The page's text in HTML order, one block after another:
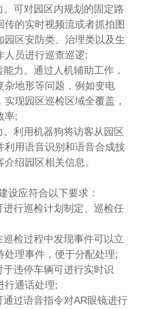
可对园区内规划的固定路
的实时视频流或者抓拍图
园区安防类、治理类以及生
人员进行巡查巡逻;
。通过人机辅助工作，
杂地形等问题，例如变电
现园区巡检区域全覆盖，
率;
利用机器狗将访客从园区
利用语音识别和语音合成技
绍园区相关信息。
应符合以下要求：
行巡检计划制定、巡检任
检过程中发现事件可以立
处理事件，便于分配处理;
违停车辆可进行实时识
行通话处理;
过语音指令对AR眼镜进行